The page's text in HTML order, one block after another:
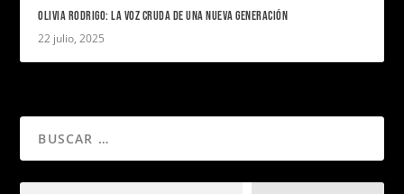
OLIVIA RODRIGO: LA VOZ CRUDA DE UNA NUEVA GENERACIÓN
22 julio, 2025